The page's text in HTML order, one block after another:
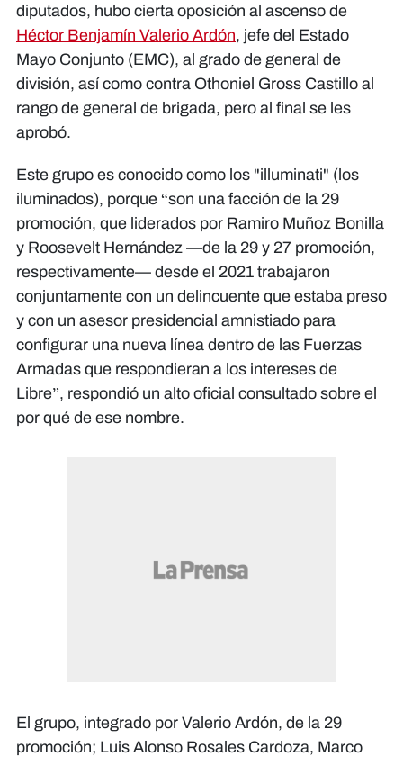
diputados, hubo cierta oposición al ascenso de
Héctor Benjamín Valerio Ardón, jefe del Estado
Mayo Conjunto (EMC), al grado de general de
división, así como contra Othoniel Gross Castillo al
rango de general de brigada, pero al final se les
aprobó.
Este grupo es conocido como los "illuminati" (los
iluminados), porque “son una facción de la 29
promoción, que liderados por Ramiro Muñoz Bonilla
y Roosevelt Hernández —de la 29 y 27 promoción,
respectivamente— desde el 2021 trabajaron
conjuntamente con un delincuente que estaba preso
y con un asesor presidencial amnistiado para
configurar una nueva línea dentro de las Fuerzas
Armadas que respondieran a los intereses de
Libre”, respondió un alto oficial consultado sobre el
por qué de ese nombre.
El grupo, integrado por Valerio Ardón, de la 29
promoción; Luis Alonso Rosales Cardoza, Marco